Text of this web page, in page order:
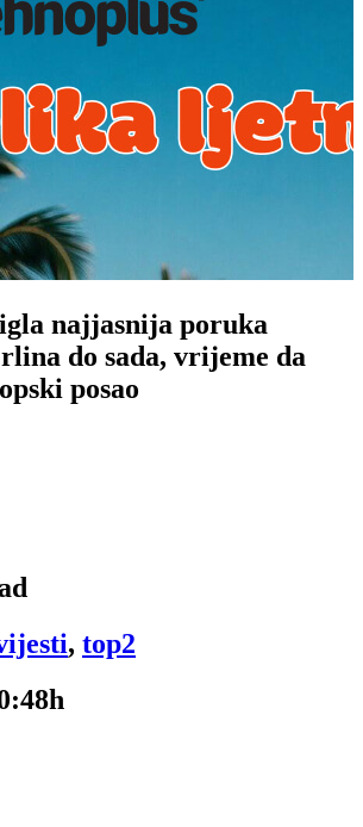
najjasnija poruka
do sada, vrijeme da
posao
, top2